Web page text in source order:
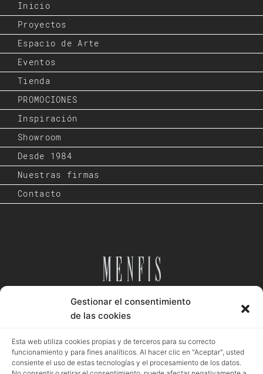
Gestionar el consentimiento
de las cookies
Esta web utiliza cookies propias y de terceros para su correcto
funcionamiento y para fines analíticos. Al hacer clic en "Aceptar", usted
consiente el uso de estas tecnologías y el procesamiento de los datos.
Inicio
Proyectos
Espacio de Arte
Eventos
Tienda
PROMOCIONES
Inspiración
Showroom
Desde 1984
Nuestras firmas
Contacto
Desde 1984
Aviso legal Política privacidad Política cookies